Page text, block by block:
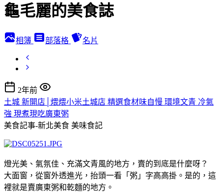
龜毛麗的美食誌
相簿 部落格 名片
2年前
土城 新開店│煨煨小米土城店 精選食材味自慢 環境文青 冷氣
強 現煮現吃廣東粥
美食記事-新北美食 美味食記
燈光美、氣氛佳、充滿文青風的地方，賣的到底是什麼呀？
大面窗，從窗外透進光，抬頭一看「粥」字高高掛。是的，這
裡就是賣廣東粥和乾麵的地方。